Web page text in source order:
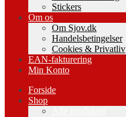
Stickers
Om os
Om Sjov.dk
Handelsbetingelser
Cookies & Privatliv
EAN-fakturering
Min Konto
Forside
Shop